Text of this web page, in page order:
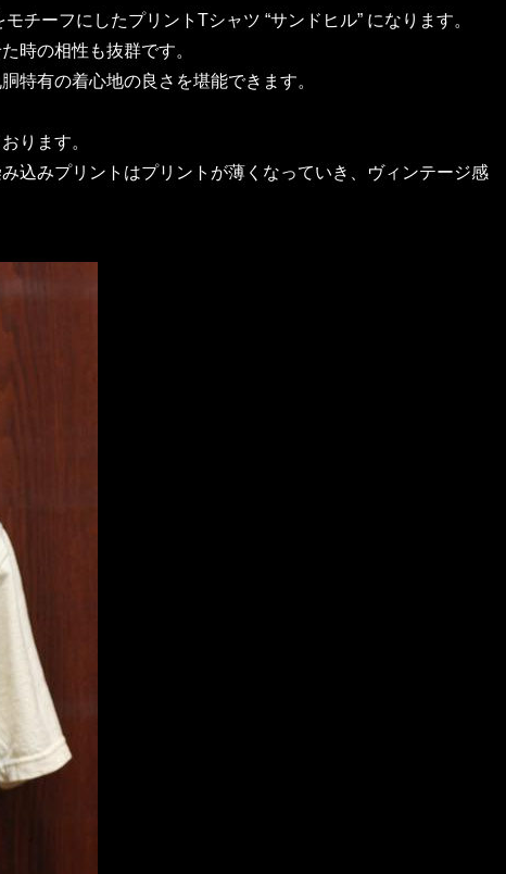
チーフにしたプリントTシャツ “サンドヒル” になります。
時の相性も抜群です。
特有の着心地の良さを堪能できます。
ります。
込みプリントはプリントが薄くなっていき、ヴィンテージ感